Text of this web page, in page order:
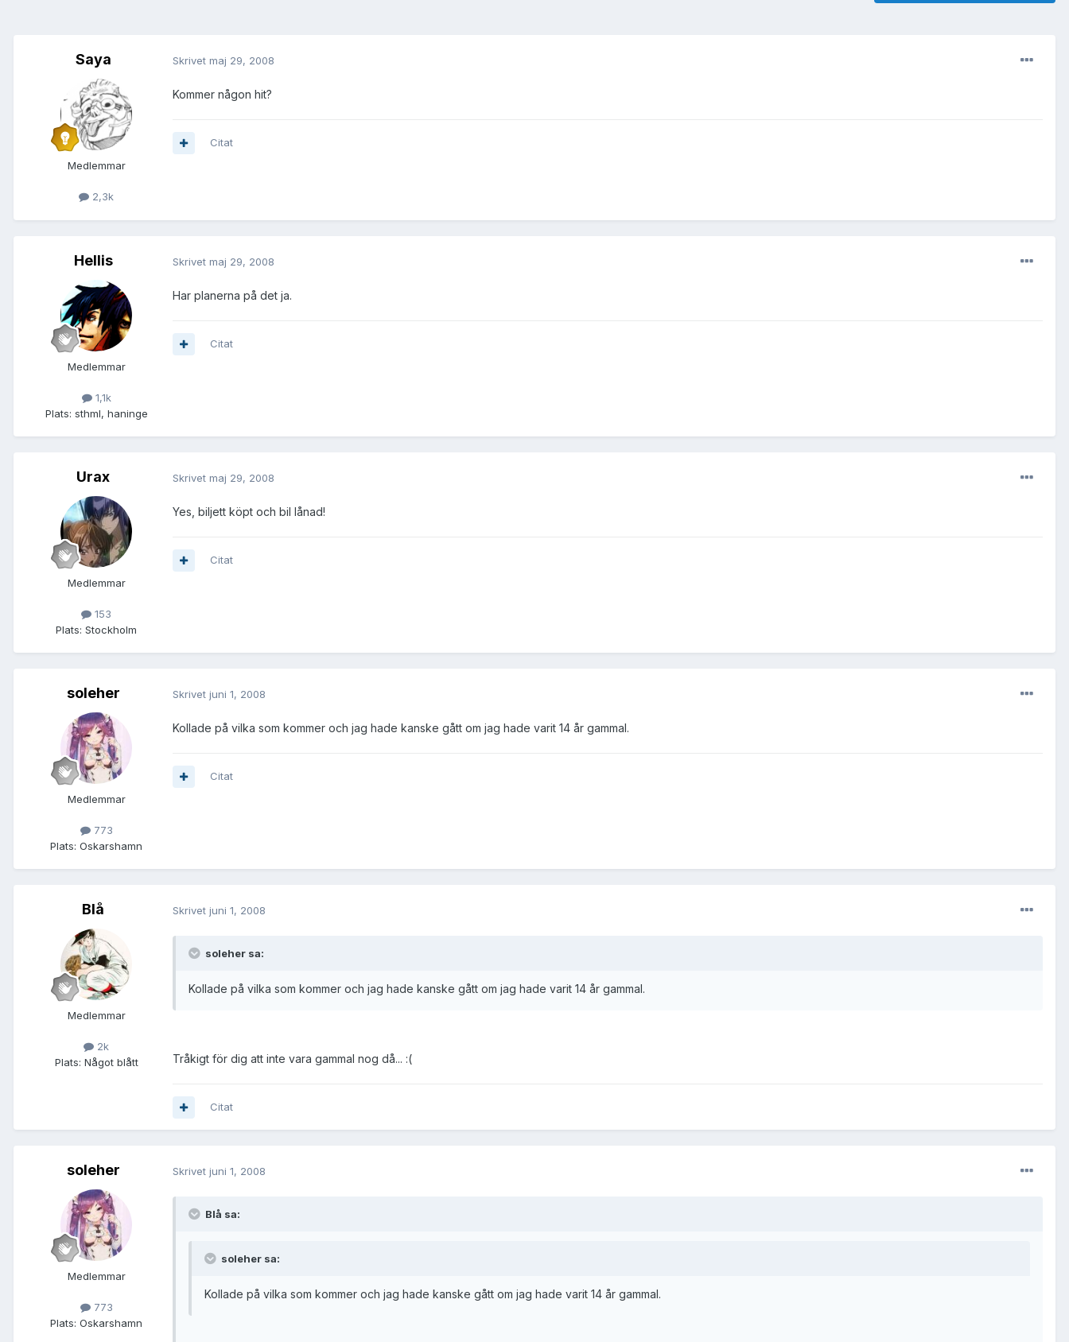
Saya
Medlemmar
2,3k
Skrivet maj 29, 2008
Kommer någon hit?
Citat
Hellis
Medlemmar
1,1k
Plats: sthml, haninge
Skrivet maj 29, 2008
Har planerna på det ja.
Citat
Urax
Medlemmar
153
Plats: Stockholm
Skrivet maj 29, 2008
Yes, biljett köpt och bil lånad!
Citat
soleher
Medlemmar
773
Plats: Oskarshamn
Skrivet juni 1, 2008
Kollade på vilka som kommer och jag hade kanske gått om jag hade varit 14 år gammal.
Citat
Blå
Medlemmar
2k
Plats: Något blått
Skrivet juni 1, 2008
soleher sa:
Kollade på vilka som kommer och jag hade kanske gått om jag hade varit 14 år gammal.
Tråkigt för dig att inte vara gammal nog då... :(
Citat
soleher
Medlemmar
773
Plats: Oskarshamn
Skrivet juni 1, 2008
Blå sa:
soleher sa:
Kollade på vilka som kommer och jag hade kanske gått om jag hade varit 14 år gammal.